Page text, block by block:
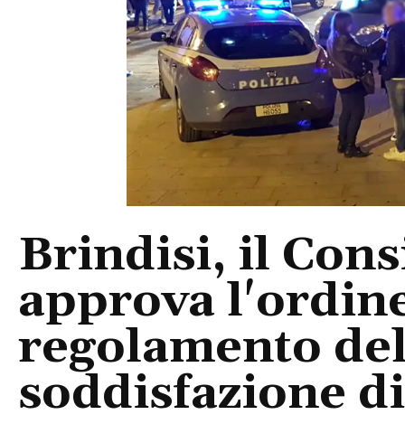
Brindisi, il
approva
regolamento
soddisfazione